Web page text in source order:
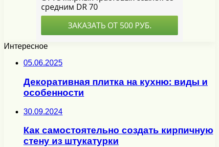
Интересное
05.06.2025
Декоративная плитка на кухню: виды и
особенности
30.09.2024
Как самостоятельно создать кирпичную
стену из штукатурки